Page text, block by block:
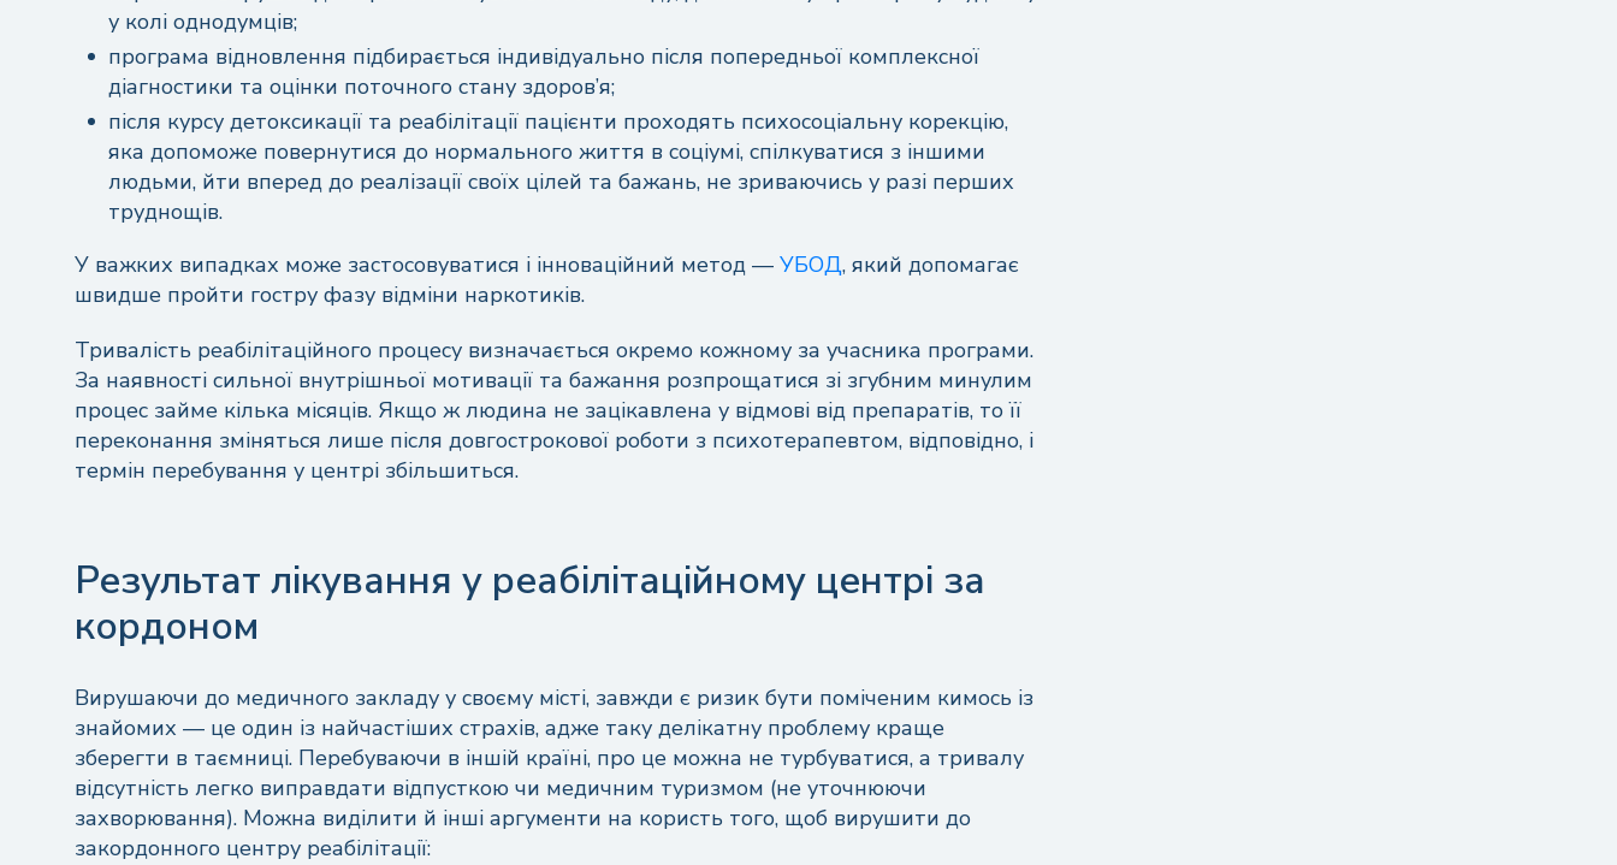
у колі однодумців;
програма відновлення підбирається індивідуально після попередньої комплексної
діагностики та оцінки поточного стану здоров’я;
після курсу детоксикації та реабілітації пацієнти проходять психосоціальну корекцію,
яка допоможе повернутися до нормального життя в соціумі, спілкуватися з іншими
людьми, йти вперед до реалізації своїх цілей та бажань, не зриваючись у разі перших
труднощів.
У важких випадках може застосовуватися і інноваційний метод — УБОД, який допомагає
швидше пройти гостру фазу відміни наркотиків.
Тривалість реабілітаційного процесу визначається окремо кожному за учасника програми.
За наявності сильної внутрішньої мотивації та бажання розпрощатися зі згубним минулим
процес займе кілька місяців. Якщо ж людина не зацікавлена ​​у відмові від препаратів, то її
переконання зміняться лише після довгострокової роботи з психотерапевтом, відповідно, і
термін перебування у центрі збільшиться.
Результат лікування у реабілітаційному центрі за
кордоном
Вирушаючи до медичного закладу у своєму місті, завжди є ризик бути поміченим кимось із
знайомих — це один із найчастіших страхів, адже таку делікатну проблему краще
зберегти в таємниці. Перебуваючи в іншій країні, про це можна не турбуватися, а тривалу
відсутність легко виправдати відпусткою чи медичним туризмом (не уточнюючи
захворювання). Можна виділити й інші аргументи на користь того, щоб вирушити до
закордонного центру реабілітації:
Залишити відгук
Або зв'яжіться з нами у зручний спосіб
+38 (068) 525-51-03